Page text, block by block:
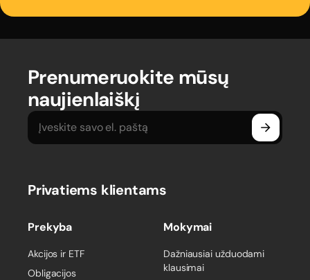
Prenumeruokite mūsų
naujienlaiškį
Privatiems klientams
Prekyba
Akcijos ir ETF
Obligacijos
Mokymai
Dažniausiai užduodami
klausimai